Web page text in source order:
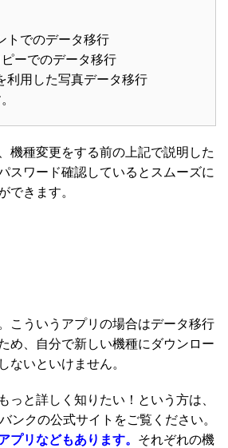
トでのデータ移行
ーでのデータ移行
利用した写真データ移行
、機種変更をする前の上記で説明した
スワード確認しているとスムーズに
できます。
こういうアプリの場合はデータ移行
め、自分で新しい機種にダウンロー
ないといけません。
っと詳しく知りたい！という方は、
ンクの公式サイトをご覧ください。
プリなどもあります。 それぞれの機